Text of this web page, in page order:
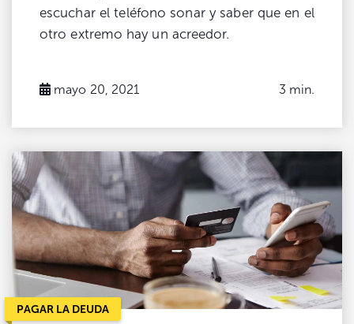
escuchar el teléfono sonar y saber que en el
otro extremo hay un acreedor.
mayo 20, 2021 3 min.
PAGAR LA DEUDA